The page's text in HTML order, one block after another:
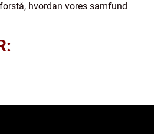
hvordan vores samfund